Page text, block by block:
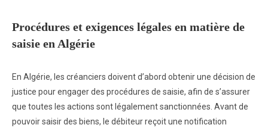
Procédures et exigences légales en matière de
saisie en Algérie
En Algérie, les créanciers doivent d’abord obtenir une décision de
justice pour engager des procédures de saisie, afin de s’assurer
que toutes les actions sont légalement sanctionnées. Avant de
pouvoir saisir des biens, le débiteur reçoit une notification